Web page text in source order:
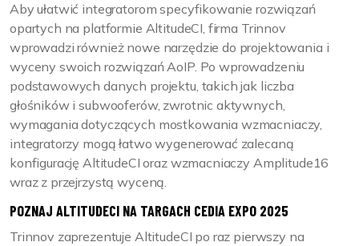
Aby ułatwić integratorom specyfikowanie rozwiązań
opartych na platformie AltitudeCI, firma Trinnov
wprowadzi również nowe narzędzie do projektowania i
wyceny swoich rozwiązań AoIP. Po wprowadzeniu
podstawowych danych projektu, takich jak liczba
głośników i subwooferów, zwrotnic aktywnych,
wymagania dotyczących mostkowania wzmacniaczy,
integratorzy mogą łatwo wygenerować zalecaną
konfigurację AltitudeCI oraz wzmacniaczy Amplitude16
wraz z przejrzystą wyceną.
POZNAJ ALTITUDECI NA TARGACH CEDIA EXPO 2025
Trinnov zaprezentuje AltitudeCI po raz pierwszy na